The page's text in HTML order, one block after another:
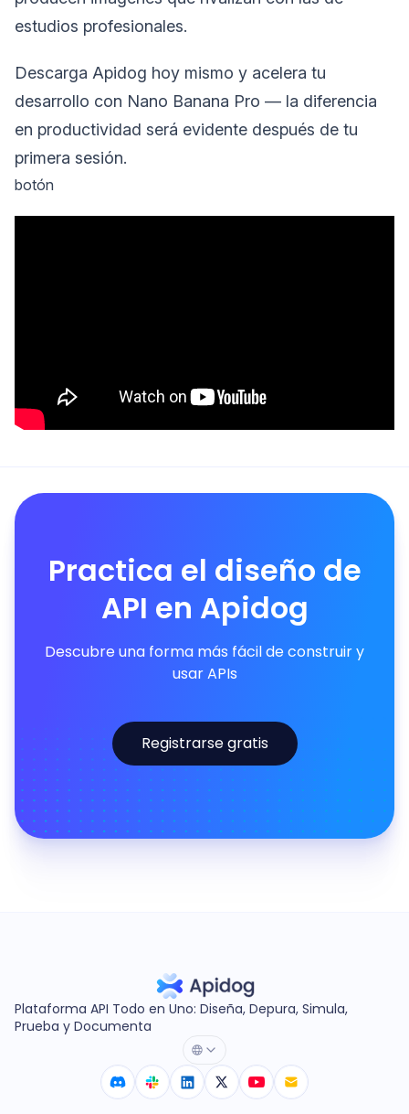
estudios profesionales.
Descarga Apidog hoy mismo y acelera tu
desarrollo con Nano Banana Pro — la diferencia
en productividad será evidente después de tu
primera sesión.
botón
Practica el diseño de
API en Apidog
Descubre una forma más fácil de construir y
usar APIs
Registrarse gratis
Plataforma API Todo en Uno: Diseña, Depura, Simula,
Prueba y Documenta